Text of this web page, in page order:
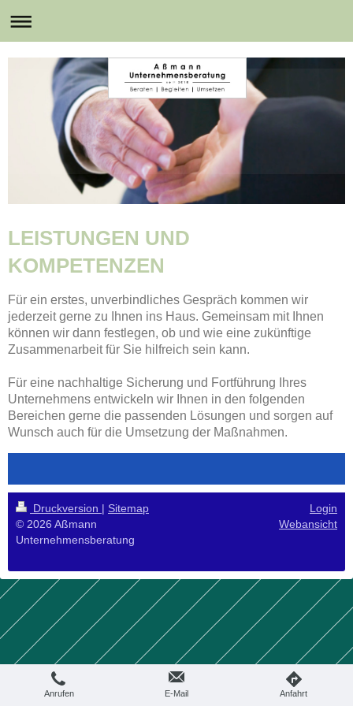
LEISTUNGEN UND
KOMPETENZEN
Für ein erstes, unverbindliches Gespräch kommen wir
jederzeit gerne zu Ihnen ins Haus. Gemeinsam mit Ihnen
können wir dann festlegen, ob und wie eine zukünftige
Zusammenarbeit für Sie hilfreich sein kann.
Für eine nachhaltige Sicherung und Fortführung Ihres
Unternehmens entwickeln wir Ihnen in den folgenden
Bereichen gerne die passenden Lösungen und sorgen auf
Wunsch auch für die Umsetzung der Maßnahmen.
Druckversion | Sitemap
© 2026 Aßmann
Unternehmensberatung
Login
Webansicht
Anrufen E-Mail Anfahrt